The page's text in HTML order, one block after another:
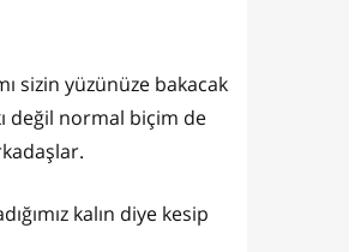
sizin yüzünüze bakacak
değil normal biçim de
kalın diye kesip